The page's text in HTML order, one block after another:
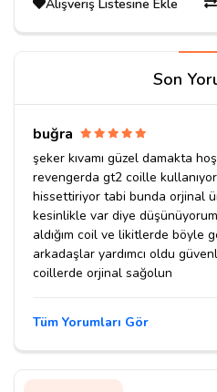
Alışveriş Listesine Ekle
Son
buğra
şeker kıvamı güzel damakta
revengerda gt2 coille
hissettiriyor tabi bunda orjinal
kesinlikle var diye
aldığım coil ve likitlerde böyle
arkadaşlar yardımcı oldu
coillerde orjinal sağolun
Tüm Yorumları Gör